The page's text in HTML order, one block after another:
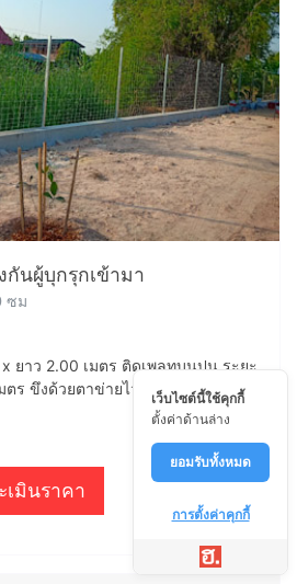
นผู้บุกรุกเข้ามา
ซม
ยาว 2.00 เมตร ติดเพลทบนปูน ระยะ
ตร ขึงด้วยตาข่ายไวน์แมนสูง 2.00
เมินราคา
เว็บไซต์นี้ใช้คุกกี้
ตั้งค่าด้านล่าง
ยอมรับทั้งหมด
การตั้งค่าคุกกี้